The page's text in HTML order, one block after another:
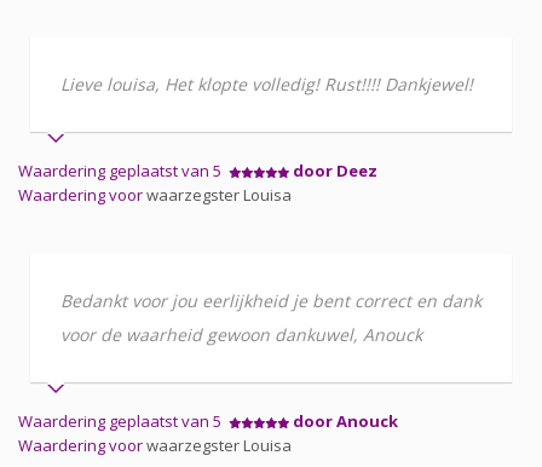
Lieve louisa, Het klopte volledig! Rust!!!! Dankjewel!
Waardering geplaatst van 5
door Deez
Waardering voorwaarzegster Louisa
Bedankt voor jou eerlijkheid je bent correct en dank
voor de waarheid gewoon dankuwel, Anouck
Waardering geplaatst van 5
door Anouck
Waardering voorwaarzegster Louisa